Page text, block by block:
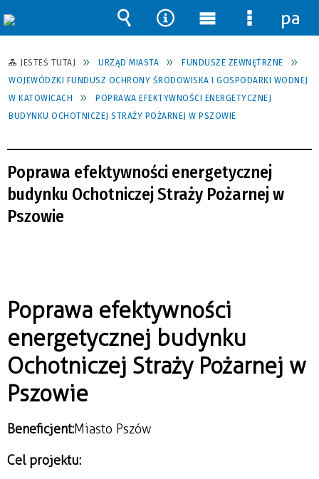
JESTEŚ TUTAJ URZĄD MIASTA
FUNDUSZE ZEWNĘTRZNE
WOJEWÓDZKI FUNDUSZ OCHRONY ŚRODOWISKA I GOSPODARKI WODNEJ
W KATOWICACH
POPRAWA EFEKTYWNOŚCI ENERGETYCZNEJ
BUDYNKU OCHOTNICZEJ STRAŻY POŻARNEJ W PSZOWIE
Poprawa efektywności energetycznej
budynku Ochotniczej Straży Pożarnej w
Pszowie
Poprawa efektywności
energetycznej budynku
Ochotniczej Straży Pożarnej w
Pszowie
Beneficjent:Miasto Pszów
Cel projektu:
Wyszukiwarka
Narzędzia
Menu
główne
Menu